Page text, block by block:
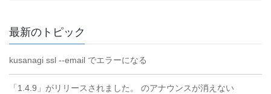
最新のトピック
kusanagi ssl --email でエラーになる
「1.4.9」がリリースされました。 のアナウンスが消えない